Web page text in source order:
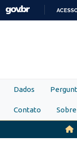
Skip to main content
Dados
Contato